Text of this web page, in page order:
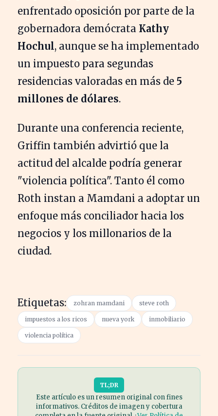
enfrentado oposición por parte de la
gobernadora demócrata Kathy
Hochul, aunque se ha implementado
un impuesto para segundas
residencias valoradas en más de 5
millones de dólares.
Durante una conferencia reciente,
Griffin también advirtió que la
actitud del alcalde podría generar
"violencia política". Tanto él como
Roth instan a Mamdani a adoptar un
enfoque más conciliador hacia los
negocios y los millonarios de la
ciudad.
Etiquetas: zohran mamdani steve roth
impuestos a los ricos nueva york inmobiliario
violencia política
TL;DR
Este artículo es un resumen original con fines
informativos. Créditos de imagen y cobertura